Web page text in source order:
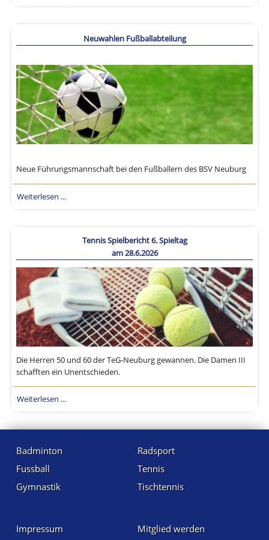
Neuwahlen Fußballabteilung
Neue Führungsmannschaft bei den Fußballern des BSV Neuburg
Weiterlesen ...
Tennis Spielbericht 6. Spieltag
am 28.6.2026
Die Herren 50 und 60 der TeG-Neuburg gewannen. Die Damen III
schafften ein Unentschieden.
Weiterlesen ...
Badminton
Fussball
Gymnastik
Radsport
Tennis
Tischtennis
Impressum Mitglied werden